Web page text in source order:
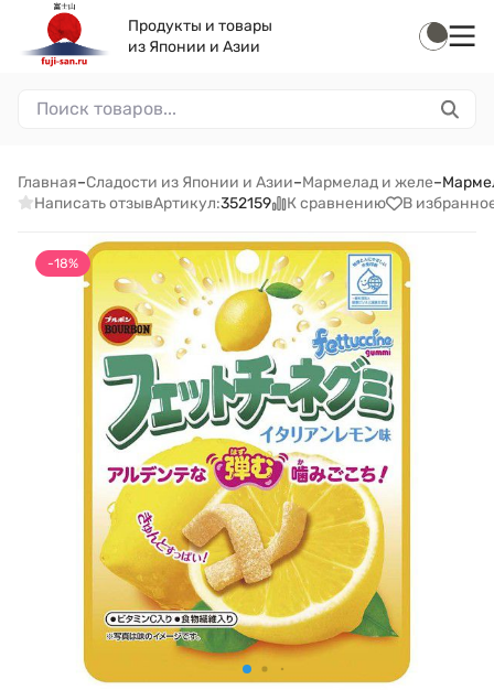
Продукты и товары
из Японии и Азии
Главная–Сладости из Японии и Азии–Мармелад и желе–
Написать отзывАртикул:352159 К сравнению В
-18%